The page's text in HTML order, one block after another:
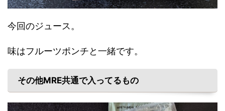
今回のジュース。
味はフルーツポンチと一緒です。
その他MRE共通で入ってるもの